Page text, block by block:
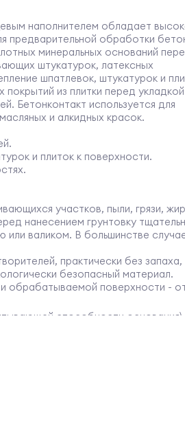
наполнителем обладает
предварительной обработки
минеральных оснований
штукатурок, латексных
шпатлевок, штукатурок и
из плитки перед укладкой
Бетонконтакт используется для
и алкидных красок.
и плиток к поверхности.
участков, пыли, грязи,
нанесением грунтовку
или валиком. В большинстве
практически без запаха,
безопасный материал.
обрабатываемой поверхности -
способности основания).